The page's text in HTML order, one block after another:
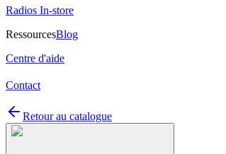
Radios In-store
RessourcesBlog
Centre d'aide
Contact
Retour au catalogue